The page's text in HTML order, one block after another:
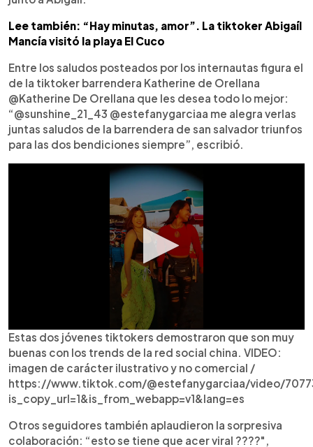
Lee también: “Hay minutas, amor”. La tiktoker Abigaíl
Mancía visitó la playa El Cuco
Entre los saludos posteados por los internautas figura el
de la tiktoker barrendera Katherine de Orellana
@Katherine De Orellana que les desea todo lo mejor:
“@sunshine_21_43 @estefanygarciaa me alegra verlas
juntas saludos de la barrendera de san salvador triunfos
para las dos bendiciones siempre”, escribió.
Estas dos jóvenes tiktokers demostraron que son muy
buenas con los trends de la red social china. VIDEO:
imagen de carácter ilustrativo y no comercial /
https://www.tiktok.com/@estefanygarciaa/video/
is_copy_url=1&is_from_webapp=v1&lang=es
Otros seguidores también aplaudieron la sorpresiva
colaboración: “esto se tiene que acer viral ????",